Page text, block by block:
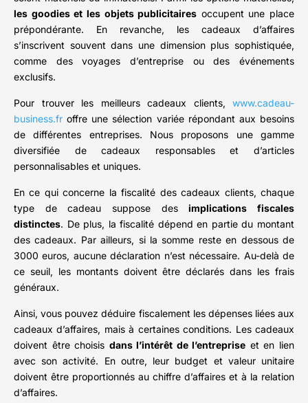
les goodies et les objets publicitaires occupent une place
prépondérante. En revanche, les cadeaux d’affaires
s’inscrivent souvent dans une dimension plus sophistiquée,
comme des voyages d’entreprise ou des événements
exclusifs.
Pour trouver les meilleurs cadeaux clients, www.cadeau-
business.fr offre une sélection variée répondant aux besoins
de différentes entreprises. Nous proposons une gamme
diversifiée de cadeaux responsables et d’articles
personnalisables et uniques.
En ce qui concerne la fiscalité des cadeaux clients, chaque
type de cadeau suppose desimplications fiscales
distinctes. De plus, la fiscalité dépend en partie du montant
des cadeaux. Par ailleurs, si la somme reste en dessous de
3000 euros, aucune déclaration n’est nécessaire. Au-delà de
ce seuil, les montants doivent être déclarés dans les frais
généraux.
Ainsi, vous pouvez déduire fiscalement les dépenses liées aux
cadeaux d’affaires, mais à certaines conditions. Les cadeaux
doivent être choisis dans l’intérêt de l’entreprise et en lien
avec son activité. En outre, leur budget et valeur unitaire
doivent être proportionnés au chiffre d’affaires et à la relation
d’affaires.